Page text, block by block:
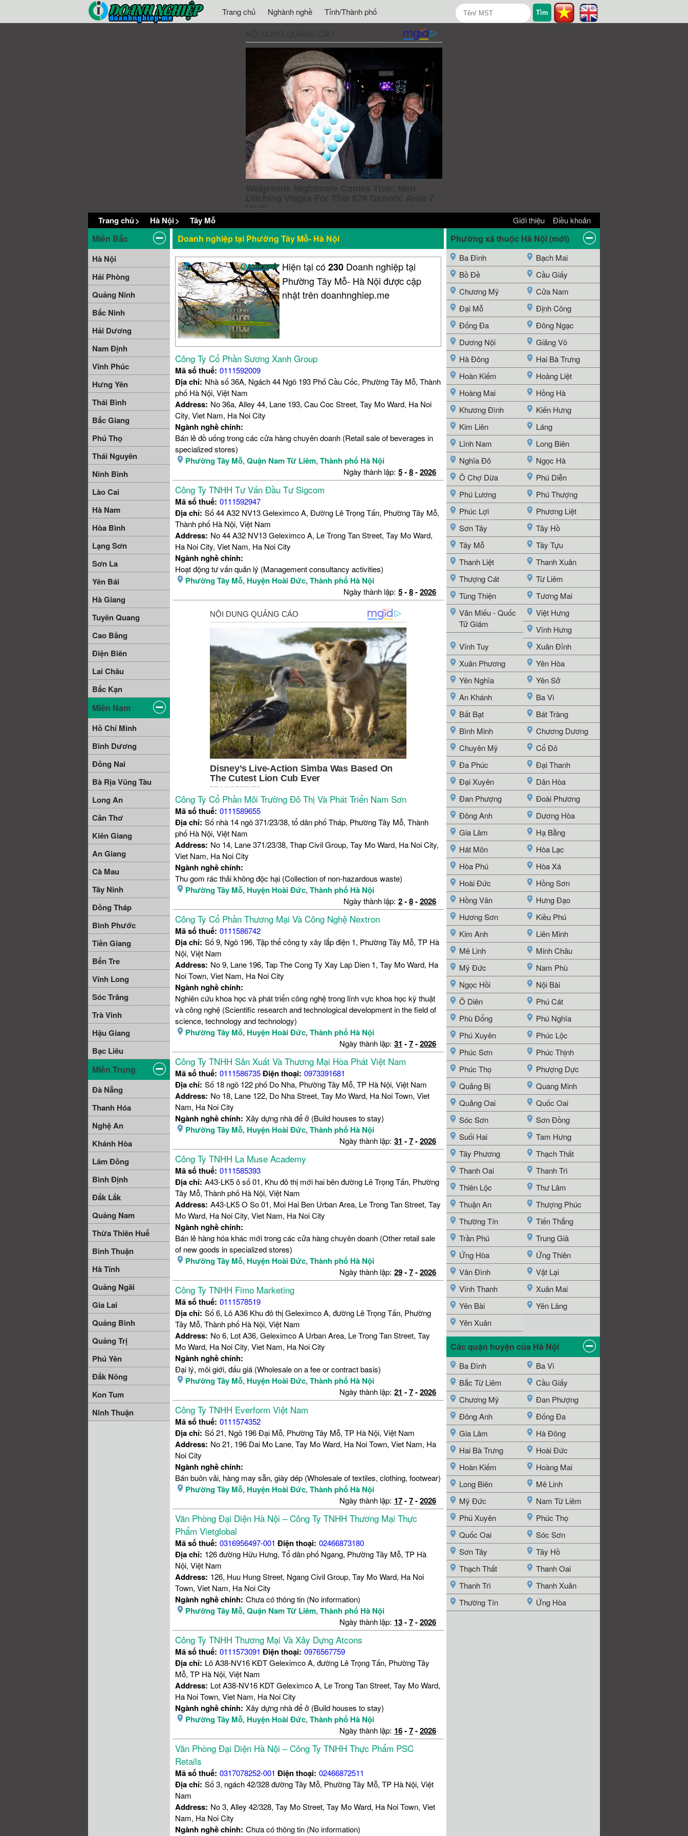
Trang chủ Nghành nghề Tỉnh/Thành phố
Trang chủ> Hà Nội> Tây Mỗ Giới thiệu Điều khoản
Miền Bắc
Hà Nội
Hải Phòng
Quảng Ninh
Bắc Ninh
Hải Dương
Nam Định
Vĩnh Phúc
Hưng Yên
Thái Bình
Bắc Giang
Phú Thọ
Thái Nguyên
Ninh Bình
Lào Cai
Hà Nam
Hòa Bình
Lạng Sơn
Sơn La
Yên Bái
Hà Giang
Tuyên Quang
Cao Bằng
Điện Biên
Lai Châu
Bắc Kạn
Miền Nam
Hồ Chí Minh
Bình Dương
Đồng Nai
Bà Rịa Vũng Tàu
Long An
Cần Thơ
Kiên Giang
An Giang
Cà Mau
Tây Ninh
Đồng Tháp
Bình Phước
Tiền Giang
Bến Tre
Vĩnh Long
Sóc Trăng
Trà Vinh
Hậu Giang
Bạc Liêu
Miền Trung
Đà Nẵng
Thanh Hóa
Nghệ An
Khánh Hòa
Lâm Đồng
Bình Định
Đắk Lắk
Quảng Nam
Thừa Thiên Huế
Bình Thuận
Hà Tĩnh
Quảng Ngãi
Gia Lai
Quảng Bình
Quảng Trị
Phú Yên
Đắk Nông
Kon Tum
Ninh Thuận
Doanh nghiệp tại Phường Tây Mỗ- Hà Nội
Hiện tại có230 Doanh nghiệp tại
Phường Tây Mỗ- Hà Nội được cập
nhật trên doanhnghiep.me
Công Ty Cổ Phần Sương Xanh Group
Mã số thuế: 0111592009
Địa chỉ: Nhà số 36A, Ngách 44 Ngõ 193 Phố Cầu Cốc, Phường Tây Mỗ, Thành
phố Hà Nội, Việt Nam
Address: No 36a, Alley 44, Lane 193, Cau Coc Street, Tay Mo Ward, Ha Noi
City, Viet Nam, Ha Noi City
Ngành nghề chính:
Bán lẻ đồ uống trong các cửa hàng chuyên doanh (Retail sale of beverages in
specialized stores)
Phường Tây Mỗ, Quận Nam Từ Liêm, Thành phố Hà Nội
Ngày thành lập: 5-8-2026
Công Ty TNHH Tư Vấn Đầu Tư Sigcom
Mã số thuế: 0111592947
Địa chỉ: Số 44 A32 NV13 Geleximco A, Đường Lê Trọng Tấn, Phường Tây Mỗ,
Thành phố Hà Nội, Việt Nam
Address: No 44 A32 NV13 Geleximco A, Le Trong Tan Street, Tay Mo Ward,
Ha Noi City, Viet Nam, Ha Noi City
Ngành nghề chính:
Hoạt động tư vấn quản lý (Management consultancy activities)
Phường Tây Mỗ, Huyện Hoài Đức, Thành phố Hà Nội
Ngày thành lập: 5-8-2026
Công Ty Cổ Phần Môi Trường Đô Thị Và Phát Triển Nam Sơn
Mã số thuế: 0111589655
Địa chỉ: Số nhà 14 ngõ 371/23/38, tổ dân phố Tháp, Phường Tây Mỗ, Thành
phố Hà Nội, Việt Nam
Address: No 14, Lane 371/23/38, Thap Civil Group, Tay Mo Ward, Ha Noi City,
Viet Nam, Ha Noi City
Ngành nghề chính:
Thu gom rác thải không độc hại (Collection of non-hazardous waste)
Phường Tây Mỗ, Huyện Hoài Đức, Thành phố Hà Nội
Ngày thành lập: 2-8-2026
Công Ty Cổ Phần Thương Mại Và Công Nghệ Nextron
Mã số thuế: 0111586742
Địa chỉ: Số 9, Ngõ 196, Tập thể công ty xây lắp điện 1, Phường Tây Mỗ, TP Hà
Nội, Việt Nam
Address: No 9, Lane 196, Tap The Cong Ty Xay Lap Dien 1, Tay Mo Ward, Ha
Noi Town, Viet Nam, Ha Noi City
Ngành nghề chính:
Nghiên cứu khoa học và phát triển công nghệ trong lĩnh vực khoa học kỹ thuật
và công nghệ (Scientific research and technological development in the field of
science, technology and technology)
Phường Tây Mỗ, Huyện Hoài Đức, Thành phố Hà Nội
Ngày thành lập: 31 -7-2026
Công Ty TNHH Sản Xuất Và Thương Mại Hòa Phát Việt Nam
Mã số thuế: 0111586735Điện thoại: 0973391681
Địa chỉ: Số 18 ngõ 122 phố Do Nha, Phường Tây Mỗ, TP Hà Nội, Việt Nam
Address: No 18, Lane 122, Do Nha Street, Tay Mo Ward, Ha Noi Town, Viet
Nam, Ha Noi City
Ngành nghề chính: Xây dựng nhà để ở (Build houses to stay)
Phường Tây Mỗ, Huyện Hoài Đức, Thành phố Hà Nội
Ngày thành lập: 31 -7-2026
Công Ty TNHH La Muse Academy
Mã số thuế: 0111585393
Địa chỉ: A43-LK5 ô số 01, Khu đô thị mới hai bên đường Lê Trọng Tấn, Phường
Tây Mỗ, Thành phố Hà Nội, Việt Nam
Address: A43-LK5 O So 01, Moi Hai Ben Urban Area, Le Trong Tan Street, Tay
Mo Ward, Ha Noi City, Viet Nam, Ha Noi City
Ngành nghề chính:
Bán lẻ hàng hóa khác mới trong các cửa hàng chuyên doanh (Other retail sale
of new goods in specialized stores)
Phường Tây Mỗ, Huyện Hoài Đức, Thành phố Hà Nội
Ngày thành lập: 29-7-2026
Công Ty TNHH Fimo Marketing
Mã số thuế: 0111578519
Địa chỉ: Số 6, Lô A36 Khu đô thị Geleximco A, đường Lê Trọng Tấn, Phường
Tây Mỗ, Thành phố Hà Nội, Việt Nam
Address: No 6, Lot A36, Geleximco A Urban Area, Le Trong Tan Street, Tay
Mo Ward, Ha Noi City, Viet Nam, Ha Noi City
Ngành nghề chính:
Đại lý, môi giới, đấu giá (Wholesale on a fee or contract basis)
Phường Tây Mỗ, Huyện Hoài Đức, Thành phố Hà Nội
Ngày thành lập: 21 -7-2026
Công Ty TNHH Everform Việt Nam
Mã số thuế: 0111574352
Địa chỉ: Số 21, Ngõ 196 Đại Mỗ, Phường Tây Mỗ, TP Hà Nội, Việt Nam
Address: No 21, 196 Dai Mo Lane, Tay Mo Ward, Ha Noi Town, Viet Nam, Ha
Noi City
Ngành nghề chính:
Bán buôn vải, hàng may sẵn, giày dép (Wholesale of textiles, clothing, footwear)
Phường Tây Mỗ, Huyện Hoài Đức, Thành phố Hà Nội
Ngày thành lập: 17-7-2026
Văn Phòng Đại Diện Hà Nội – Công Ty TNHH Thương Mại Thực
Phẩm Vietglobal
Mã số thuế: 0316956497-001 Điện thoại: 02466873180
Địa chỉ: 126 đường Hữu Hưng, Tổ dân phố Ngang, Phường Tây Mỗ, TP Hà
Nội, Việt Nam
Address: 126, Huu Hung Street, Ngang Civil Group, Tay Mo Ward, Ha Noi
Town, Viet Nam, Ha Noi City
Ngành nghề chính: Chưa có thông tin (No information)
Phường Tây Mỗ, Quận Nam Từ Liêm, Thành phố Hà Nội
Ngày thành lập: 13-7-2026
Công Ty TNHH Thương Mại Và Xây Dựng Atcons
Mã số thuế: 0111573091 Điện thoại: 0976567759
Địa chỉ: Lô A38-NV16 KĐT Geleximco A, đường Lê Trọng Tấn, Phường Tây
Mỗ, TP Hà Nội, Việt Nam
Address: Lot A38-NV16 KDT Geleximco A, Le Trong Tan Street, Tay Mo Ward,
Ha Noi Town, Viet Nam, Ha Noi City
Ngành nghề chính: Xây dựng nhà để ở (Build houses to stay)
Phường Tây Mỗ, Huyện Hoài Đức, Thành phố Hà Nội
Ngày thành lập: 16-7-2026
Văn Phòng Đại Diện Hà Nội – Công Ty TNHH Thực Phẩm PSC
Retails
Mã số thuế: 0317078252-001 Điện thoại: 02466872511
Địa chỉ: Số 3, ngách 42/328 đường Tây Mỗ, Phường Tây Mỗ, TP Hà Nội, Việt
Nam
Address: No 3, Alley 42/328, Tay Mo Street, Tay Mo Ward, Ha Noi Town, Viet
Nam, Ha Noi City
Ngành nghề chính: Chưa có thông tin (No information)
Phường xã thuộc Hà Nội (mới)
Ba Đình
Bạch Mai
Bồ Đề
Cầu Giấy
Chương Mỹ
Cửa Nam
Đại Mỗ
Định Công
Đống Đa
Đông Ngạc
Dương Nội
Giảng Võ
Hà Đông
Hai Bà Trưng
Hoàn Kiếm
Hoàng Liệt
Hoàng Mai
Hồng Hà
Khương Đình
Kiến Hưng
Kim Liên
Láng
Lĩnh Nam
Long Biên
Nghĩa Đô
Ngọc Hà
Ô Chợ Dừa
Phú Diễn
Phú Lương
Phú Thượng
Phúc Lợi
Phương Liệt
Sơn Tây
Tây Hồ
Tây Mỗ
Tây Tựu
Thanh Liệt
Thanh Xuân
Thượng Cát
Từ Liêm
Tùng Thiện
Tương Mai
Văn Miếu - Quốc
Tử Giám
Việt Hưng
Vĩnh Hưng
Vĩnh Tuy
Xuân Đỉnh
Xuân Phương
Yên Hòa
Yên Nghĩa
Yên Sở
An Khánh
Ba Vì
Bất Bạt
Bát Tràng
Bình Minh
Chương Dương
Chuyên Mỹ
Cổ Đô
Đa Phúc
Đại Thanh
Đại Xuyên
Dân Hòa
Đan Phượng
Đoài Phương
Đông Anh
Dương Hòa
Gia Lâm
Hạ Bằng
Hát Môn
Hòa Lạc
Hòa Phú
Hòa Xá
Hoài Đức
Hồng Sơn
Hồng Vân
Hưng Đạo
Hương Sơn
Kiều Phú
Kim Anh
Liên Minh
Mê Linh
Minh Châu
Mỹ Đức
Nam Phù
Ngọc Hồi
Nội Bài
Ô Diên
Phú Cát
Phù Đổng
Phú Nghĩa
Phú Xuyên
Phúc Lộc
Phúc Sơn
Phúc Thịnh
Phúc Thọ
Phượng Dực
Quảng Bị
Quang Minh
Quảng Oai
Quốc Oai
Sóc Sơn
Sơn Đồng
Suối Hai
Tam Hưng
Tây Phương
Thạch Thất
Thanh Oai
Thanh Trì
Thiên Lộc
Thư Lâm
Thuận An
Thượng Phúc
Thường Tín
Tiến Thắng
Trần Phú
Trung Giã
Ứng Hòa
Ứng Thiên
Vân Đình
Vật Lại
Vĩnh Thanh
Xuân Mai
Yên Bài
Yên Lãng
Yên Xuân
Các quận huyện của Hà Nội
Ba Đình
Ba Vì
Bắc Từ Liêm
Cầu Giấy
Chương Mỹ
Đan Phượng
Đông Anh
Đống Đa
Gia Lâm
Hà Đông
Hai Bà Trưng
Hoài Đức
Hoàn Kiếm
Hoàng Mai
Long Biên
Mê Linh
Mỹ Đức
Nam Từ Liêm
Phú Xuyên
Phúc Thọ
Quốc Oai
Sóc Sơn
Sơn Tây
Tây Hồ
Thạch Thất
Thanh Oai
Thanh Trì
Thanh Xuân
Thường Tín
Ứng Hòa